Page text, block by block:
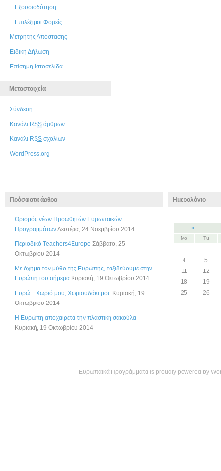
Εξουσιοδότηση
Επιλέξιμοι Φορείς
Μετρητής Απόστασης
Ειδική Δήλωση
Επίσημη Ιστοσελίδα
Μεταστοιχεία
Σύνδεση
Κανάλι RSS άρθρων
Κανάλι RSS σχολίων
WordPress.org
Πρόσφατα άρθρα
Ορισμός νέων Προωθητών Ευρωπαϊκών
ΠρογραμμάτωνΔευτέρα, 24 Νοεμβρίου 2014
Περιοδικό Teachers4Europe Σάββατο, 25
Οκτωβρίου 2014
Με όχημα τον μύθο της Ευρώπης, ταξιδεύουμε στην
Ευρώπη του σήμερα Κυριακή, 19 Οκτωβρίου 2014
Ευρώ…Χωριό μου, Χωριουδάκι μου Κυριακή, 19
Οκτωβρίου 2014
Η Ευρώπη αποχαιρετά την πλαστική σακούλα
Κυριακή, 19 Οκτωβρίου 2014
Ημερολόγιο
«
Mo Tu
4
5
11
12
18
19
25
26
Ευρωπαϊκά Προγράμματα is proudly powered by